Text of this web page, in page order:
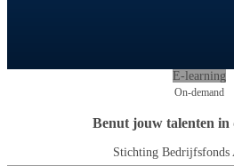
E-learning
On-demand
Benut jouw talenten in
Stichting Bedrijfsfonds